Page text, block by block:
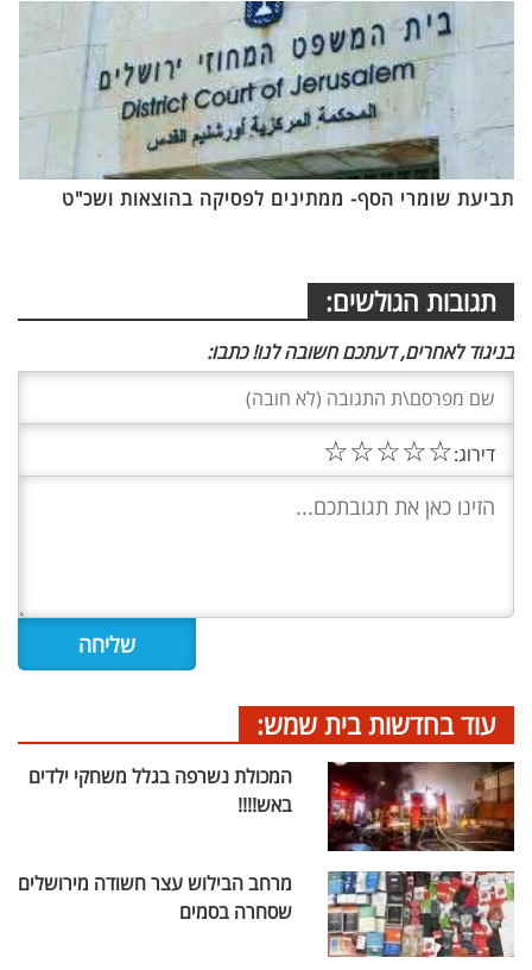
תביעת שומרי הסף- ממתינים לפסיקה בהוצאות ושכ"ט
תגובות הגולשים:
בניגוד לאחרים, דעתכם חשובה לנו! כתבו:
דירוג:☆
☆
☆
☆
☆
עוד בחדשות בית שמש:
המכולת נשרפה בגלל משחקי ילדים
באש!!!!
מרחב הבילוש עצר חשודה מירושלים
שסחרה בסמים